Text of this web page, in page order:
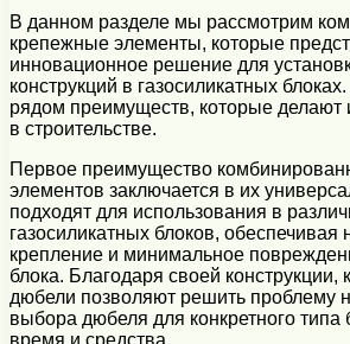
В данном разделе мы рассмотрим
крепежные элементы, которые
инновационное решение для
конструкций в газосиликатных
рядом преимуществ, которые
в строительстве.
Первое преимущество
элементов заключается в их
подходят для использования в
газосиликатных блоков, обеспечивая
крепление и минимальное
блока. Благодаря своей
дюбели позволяют решить проблему
выбора дюбеля для конкретного типа
время и средства.